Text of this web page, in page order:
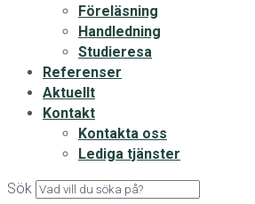
Föreläsning
Handledning
Studieresa
Referenser
Aktuellt
Kontakt
Kontakta oss
Lediga tjänster
Sök